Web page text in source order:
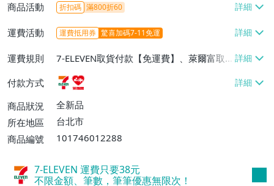
商品活動 折扣碼 滿800折60
運費活動 運費抵用券 驚喜加碼7-11免運
運費規則
7-ELEVEN取貨付款【免運費】、萊爾富取
貨付款【免運費】
付款方式
商品狀況
全新品
所在地區
台北市
商品編號
101746012288
7-ELEVEN 運費只要38元
不限金額、筆數，筆筆優惠無限次！